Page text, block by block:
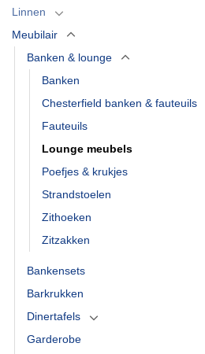
Linnen
Meubilair
Banken & lounge
Banken
Chesterfield banken & fauteuils
Fauteuils
Lounge meubels
Poefjes & krukjes
Strandstoelen
Zithoeken
Zitzakken
Bankensets
Barkrukken
Dinertafels
Garderobe